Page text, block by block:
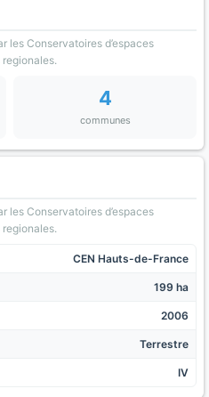
les Conservatoires d’espaces
4
communes
les Conservatoires d’espaces
CEN Hauts-de-France
199 ha
2006
Terrestre
IV